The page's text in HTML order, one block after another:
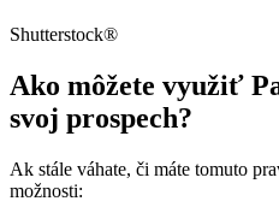
Shutterstock®
Ako môžete využiť
svoj prospech?
Ak stále váhate, či máte tomuto
možnosti: